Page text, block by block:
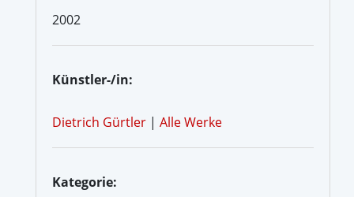
2002
Künstler-/in:
Dietrich Gürtler | Alle Werke
Kategorie: